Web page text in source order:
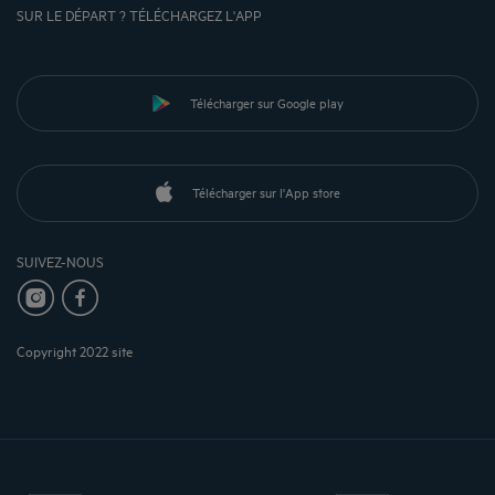
SUR LE DÉPART ? TÉLÉCHARGEZ L'APP
Télécharger sur Google play
Télécharger sur l'App store
SUIVEZ-NOUS
Copyright 2022 site